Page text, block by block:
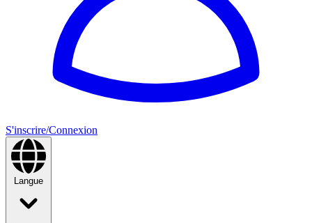
S'inscrire/Connexion
Langue